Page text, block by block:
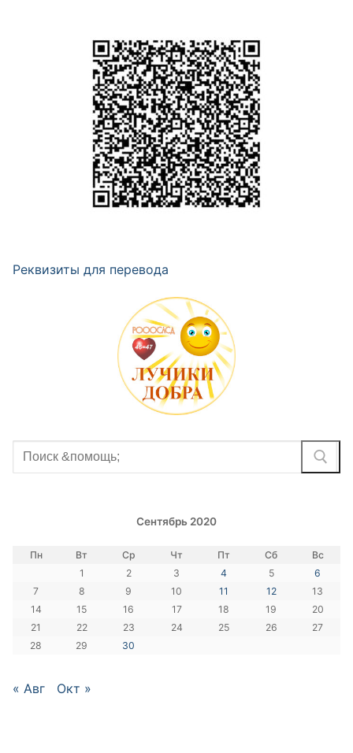
Реквизиты для перевода
Найти:
Сентябрь 2020
Пн Вт Ср Чт Пт Сб
Вс
1
2 3 4 5
6
7
8 9 10 11 12
13
14
15 16 17 18 19
20
21
22 23 24 25 26
27
28
29 30
« Авг Окт »